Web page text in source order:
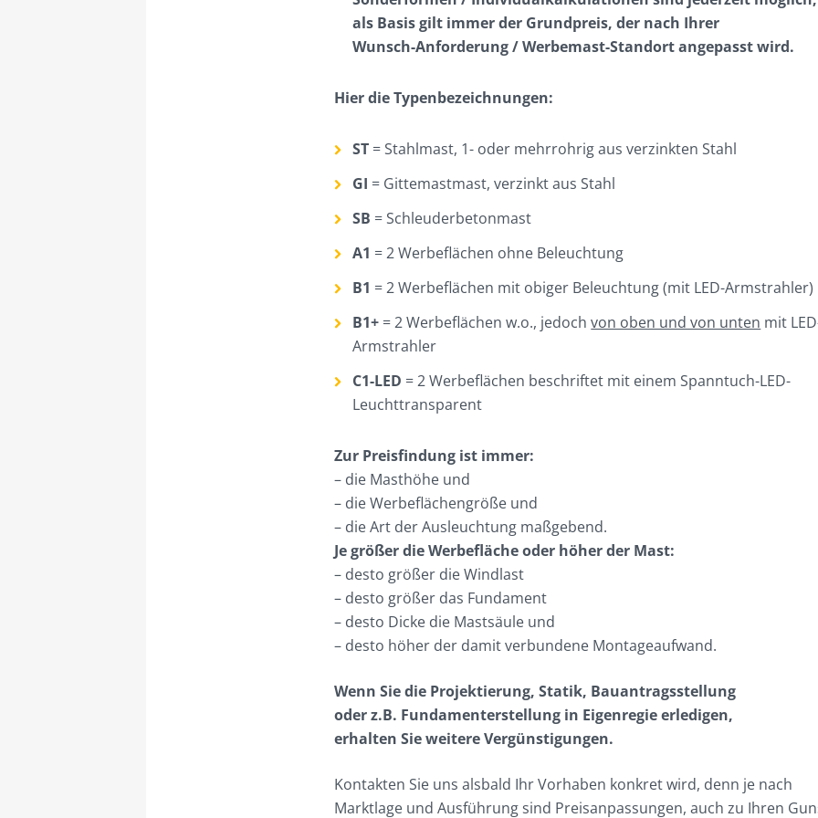
als Basis gilt immer der Grundpreis, der nach Ihrer
Wunsch-Anforderung / Werbemast-Standort angepasst wird.
Hier die Typenbezeichnungen:
ST = Stahlmast, 1- oder mehrrohrig aus verzinkten Stahl
GI = Gittemastmast, verzinkt aus Stahl
SB = Schleuderbetonmast
A1 = 2 Werbeflächen ohne Beleuchtung
B1 = 2 Werbeflächen mit obiger Beleuchtung (mit LED-Armstrahler)
B1+ = 2 Werbeflächen w.o., jedochvon oben und von unten mit
Armstrahler
C1-LED = 2 Werbeflächen beschriftet mit einem Spanntuch-LED-
Leuchttransparent
Zur Preisfindung ist immer:
– die Masthöhe und
– die Werbeflächengröße und
– die Art der Ausleuchtung maßgebend.
Je größer die Werbefläche oder höher der Mast:
– desto größer die Windlast
– desto größer das Fundament
– desto Dicke die Mastsäule und
– desto höher der damit verbundene Montageaufwand.
Wenn Sie die Projektierung, Statik, Bauantragsstellung
oder z.B. Fundamenterstellung in Eigenregie erledigen,
erhalten Sie weitere Vergünstigungen.
Kontakten Sie uns alsbald Ihr Vorhaben konkret wird, denn je nach
Marktlage und Ausführung sind Preisanpassungen, auch zu Ihren